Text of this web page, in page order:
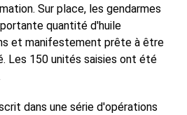
Sur place, les gendarmes
quantité d'huile
et manifestement prête à être
Les 150 unités saisies ont été
dans une série d'opérations